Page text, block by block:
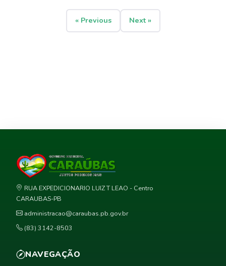
« Previous Next »
RUA EXPEDICIONARIO LUIZ T LEAO - Centro
CARAUBAS-PB
administracao@caraubas.pb.gov.br
(83) 3142-8503
NAVEGAÇÃO